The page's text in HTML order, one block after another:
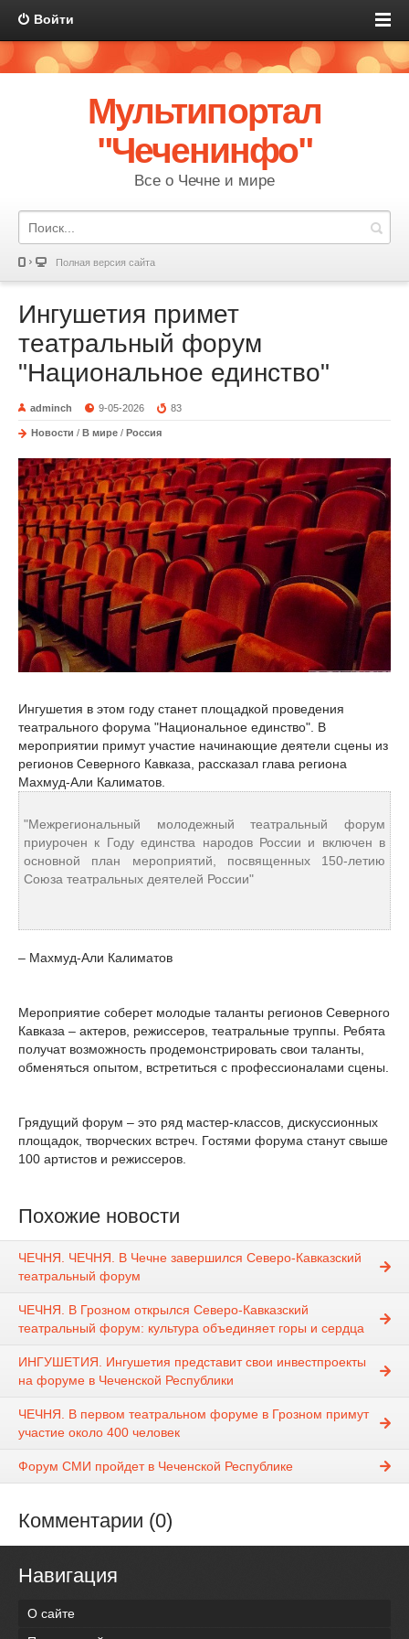
Войти
Мультипортал
"Чеченинфо"
Все о Чечне и мире
Полная версия сайта
Ингушетия примет
театральный форум
"Национальное единство"
adminch 9-05-2026 83
Новости / В мире / Россия
Ингушетия в этом году станет площадкой проведения
театрального форума "Национальное единство". В
мероприятии примут участие начинающие деятели сцены из
регионов Северного Кавказа, рассказал глава региона
Махмуд-Али Калиматов.
"Межрегиональный молодежный театральный форум
приурочен к Году единства народов России и включен в
основной план мероприятий, посвященных 150-летию
Союза театральных деятелей России"
– Махмуд-Али Калиматов
Мероприятие соберет молодые таланты регионов Северного
Кавказа – актеров, режиссеров, театральные труппы. Ребята
получат возможность продемонстрировать свои таланты,
обменяться опытом, встретиться с профессионалами сцены.
Грядущий форум – это ряд мастер-классов, дискуссионных
площадок, творческих встреч. Гостями форума станут свыше
100 артистов и режиссеров.
Похожие новости
ЧЕЧНЯ. ЧЕЧНЯ. В Чечне завершился Северо-Кавказский
театральный форум
ЧЕЧНЯ. В Грозном открылся Северо-Кавказский
театральный форум: культура объединяет горы и сердца
ИНГУШЕТИЯ. Ингушетия представит свои инвестпроекты
на форуме в Чеченской Республики
ЧЕЧНЯ. В первом театральном форуме в Грозном примут
участие около 400 человек
Форум СМИ пройдет в Чеченской Республике
Комментарии (0)
Навигация
О сайте